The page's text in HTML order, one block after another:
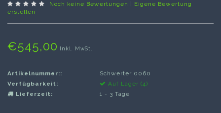
Noch keine Bewertungen
Eigene Bewertung
erstellen
€545,00 Inkl. MwSt.
Artikelnummer::
Schwerter 0060
Verfügbarkeit:
Auf Lager (4)
Lieferzeit:
1 - 3 Tage